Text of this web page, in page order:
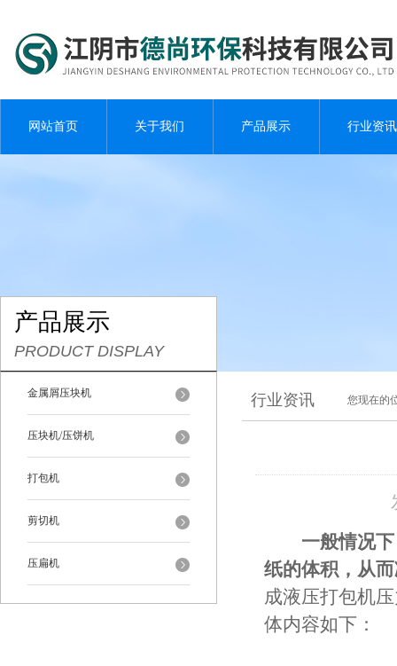
网站首页 关于我们 产品展示 行业资讯
产品展示
PRODUCT DISPLAY
金属屑压块机
压块机/压饼机
打包机
剪切机
压扁机
行业资讯 您现在的
一般情况
纸的体积，从
成液压打包机
体内容如下：